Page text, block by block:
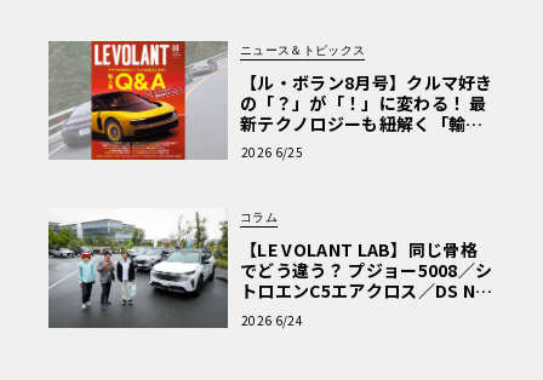
ニュース＆トピックス
【ル・ボラン8月号】クルマ好き
の「？」が「！」に変わる！ 最
新テクノロジーも紐解く「輸入
車Q&A」
2026 6/25
コラム
【LE VOLANT LAB】同じ骨格
でどう違う？ プジョー5008／シ
トロエンC5エアクロス／DS Nº4
読者一気乗りレポート
2026 6/24